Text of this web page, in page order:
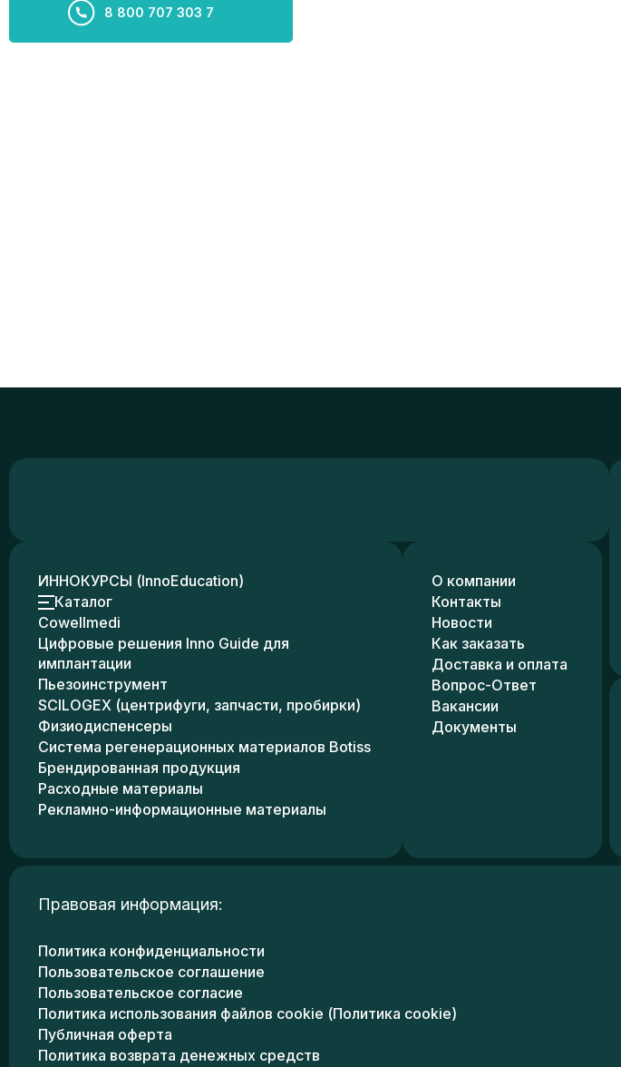
8 800 707 303 7
ИННОКУРСЫ (InnoEducation)
Каталог
Cowellmedi
Цифровые решения Inno Guide для
имплантации
Пьезоинструмент
SCILOGEX (центрифуги, запчасти, пробирки)
Физиодиспенсеры
Система регенерационных материалов Botiss
Брендированная продукция
Расходные материалы
Рекламно-информационные материалы
О компании
Контакты
Новости
Как заказать
Доставка и оплата
Вопрос-Ответ
Вакансии
Документы
Правовая информация:
Политика конфиденциальности
Пользовательское соглашение
Пользовательское согласие
Политика использования файлов cookie (Политика cookie)
Публичная оферта
Политика возврата денежных средств